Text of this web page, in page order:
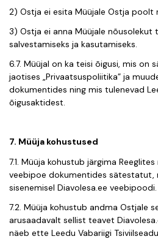
2) Ostja ei esita Müüjale Ostja poolt
3) Ostja ei anna Müüjale nõusolekut
salvestamiseks ja kasutamiseks.
6.7. Müüjal on ka teisi õigusi, mis on
jaotises „Privaatsuspoliitika” ja
dokumentides ning mis tulenevad
õigusaktidest.
7. Müüja kohustused
7.1. Müüja kohustub järgima
veebipoe dokumentides sätestatut,
sisenemisel Diavolesa.ee veebipoodi.
7.2. Müüja kohustub andma Ostjale
arusaadavalt sellist teavet
näeb ette Leedu Vabariigi